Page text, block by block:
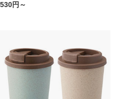
530円～